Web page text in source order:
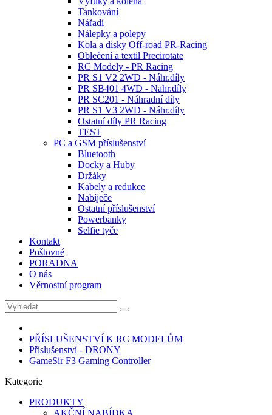
Tankování
Nářadí
Nálepky a polepy
Kola a disky Off-road PR-Racing
Oblečení a textil Precirotate
RC Modely - PR Racing
PR S1 V2 2WD - Náhr.díly
PR SB401 4WD - Nahr.díly
PR SC201 - Náhradní díly
PR S1 V3 2WD - Náhr.díly
Ostatní díly PR Racing
TEST
PC a GSM příslušenství
Bluetooth
Docky a Huby
Držáky
Kabely a redukce
Nabíječe
Ostatní příslušenství
Powerbanky
Selfie tyče
Kontakt
Poštovné
PORADNA
O nás
Věrnostní program
PŘÍSLUŠENSTVÍ K RC MODELŮM
Příslušenství - DRONY
GameSir F3 Gaming Controller
Kategorie
PRODUKTY
AKČNÍ NABÍDKA